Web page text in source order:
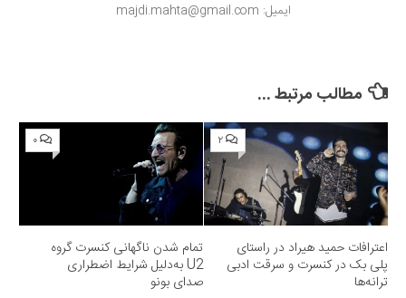
ایمیل: majdi.mahta@gmail.com
مطالب مرتبط ...
۲
اعترافات حمید هیراد در راستای
پلی بک در کنسرت و سرقت ادبی
ترانه‌ها
۰
تمام شدن ناگهانی کنسرت گروه
U2 به‌دلیل شرایط اضطراری
صدای بونو